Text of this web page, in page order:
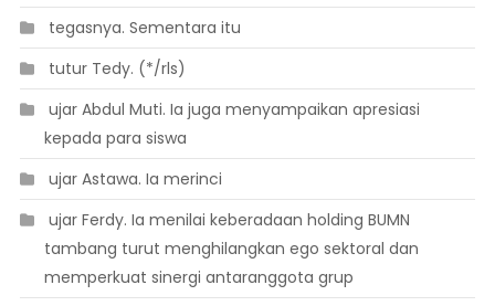
 tegasnya. Sementara itu
 tutur Tedy. (*/rls)
 ujar Abdul Muti. Ia juga menyampaikan apresiasi
kepada para siswa
 ujar Astawa. Ia merinci
 ujar Ferdy. Ia menilai keberadaan holding BUMN
tambang turut menghilangkan ego sektoral dan
memperkuat sinergi antaranggota grup